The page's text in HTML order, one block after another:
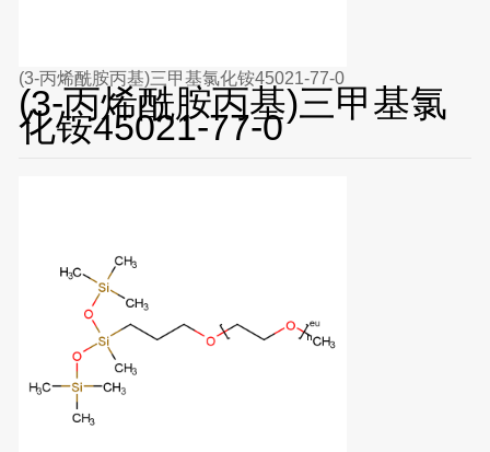
(3-丙烯酰胺丙基)三甲基氯化铵45021-77-0
(3-丙烯酰胺丙基)三甲基氯
化铵45021-77-0